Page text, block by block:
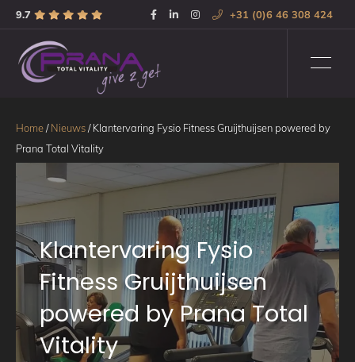
9.7 +31 (0)6 46 308 424
Home/ Nieuws/ Klantervaring Fysio Fitness Gruijthuijsen powered by
Prana Total Vitality
Klantervaring Fysio
Fitness Gruijthuijsen
powered by Prana Total
Vitality